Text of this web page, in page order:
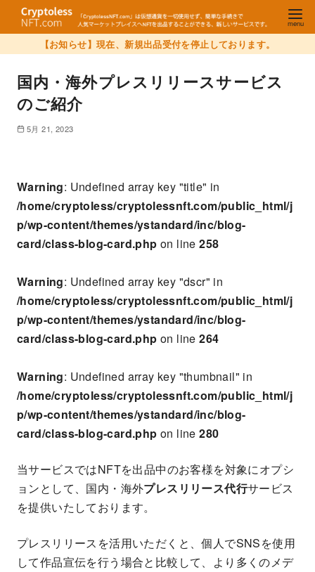
【お知らせ】現在、新規出品受付を停止しております。
国内・海外プレスリリースサービス
のご紹介
5月 21, 2023
Warning: Undefined array key "title" in
/home/cryptoless/cryptolessnft.com/public_html/j
p/wp-content/themes/ystandard/inc/blog-
card/class-blog-card.php on line258
Warning: Undefined array key "dscr" in
/home/cryptoless/cryptolessnft.com/public_html/j
p/wp-content/themes/ystandard/inc/blog-
card/class-blog-card.php on line264
Warning: Undefined array key "thumbnail" in
/home/cryptoless/cryptolessnft.com/public_html/j
p/wp-content/themes/ystandard/inc/blog-
card/class-blog-card.php on line280
当サービスではNFTを出品中のお客様を対象にオプシ
ョンとして、国内・海外プレスリリース代行サービス
を提供いたしております。
プレスリリースを活用いただくと、個人でSNSを使用
して作品宣伝を行う場合と比較して、より多くのメデ